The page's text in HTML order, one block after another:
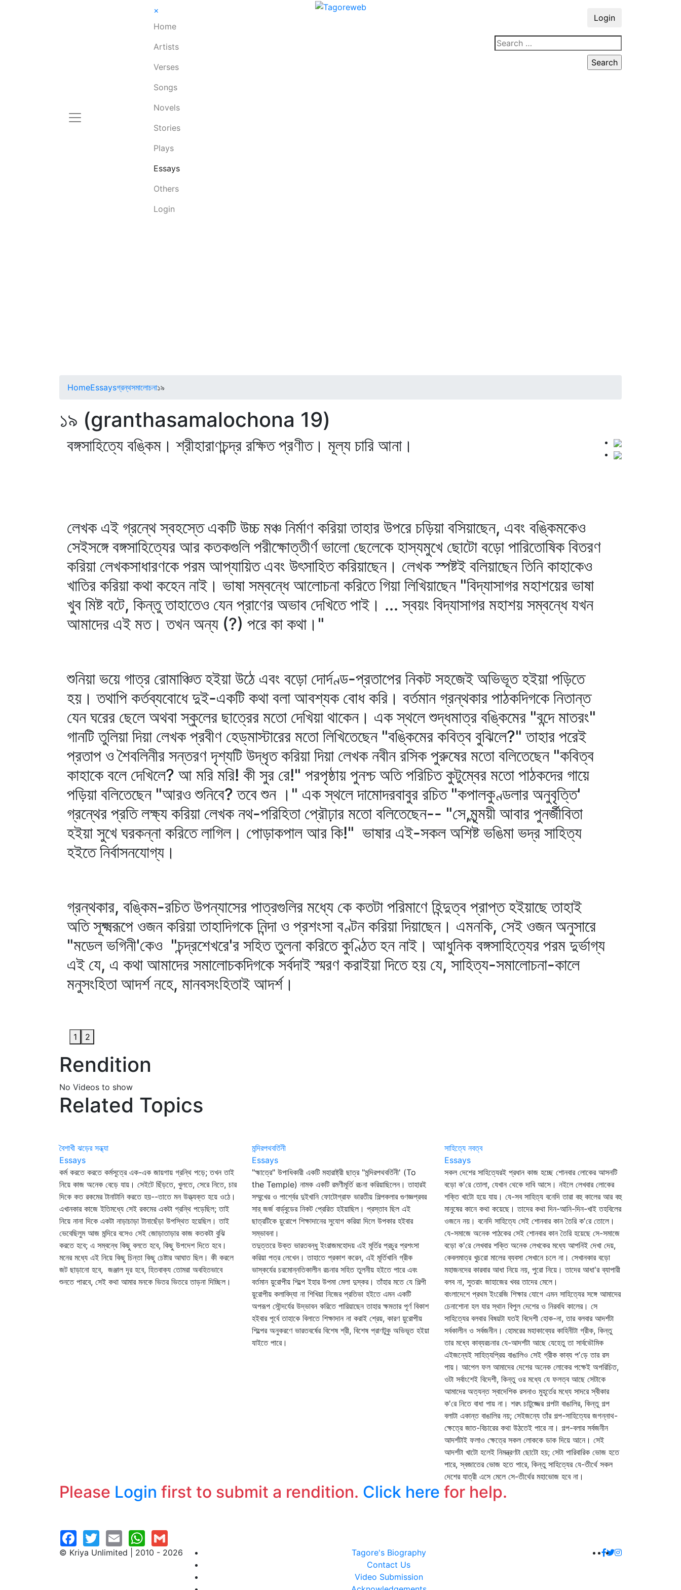
×
Home
Artists
Verses
Songs
Novels
Stories
Plays
Essays
Others
Login
Login
HomeEssaysগ্রন্থসমালোচনা১৯
১৯ (granthasamalochona 19)
বঙ্গসাহিত্যে বঙ্কিম। শ্রীহারাণচন্দ্র রক্ষিত প্রণীত। মূল্য চারি আনা।
লেখক এই গ্রন্থে স্বহস্তে একটি উচ্চ মঞ্চ নির্মাণ করিয়া তাহার উপরে চড়িয়া বসিয়াছেন, এবং বঙ্কিমকেও
সেইসঙ্গে বঙ্গসাহিত্যের আর কতকগুলি পরীক্ষোত্তীর্ণ ভালো ছেলেকে হাস্যমুখে ছোটো বড়ো পারিতোষিক বিতরণ
করিয়া লেখকসাধারণকে পরম আপ্যায়িত এবং উৎসাহিত করিয়াছেন। লেখক স্পষ্টই বলিয়াছেন তিনি কাহাকেও
খাতির করিয়া কথা কহেন নাই। ভাষা সম্বন্ধে আলোচনা করিতে গিয়া লিখিয়াছেন "বিদ্যাসাগর মহাশয়ের ভাষা
খুব মিষ্ট বটে, কিন্তু তাহাতেও যেন প্রাণের অভাব দেখিতে পাই। ... স্বয়ং বিদ্যাসাগর মহাশয় সম্বন্ধে যখন
আমাদের এই মত। তখন অন্য (?) পরে কা কথা।"
শুনিয়া ভয়ে গাত্র রোমাঞ্চিত হইয়া উঠে এবং বড়ো দোর্দণ্ড-প্রতাপের নিকট সহজেই অভিভূত হইয়া পড়িতে
হয়। তথাপি কর্তব্যবোধে দুই-একটি কথা বলা আবশ্যক বোধ করি। বর্তমান গ্রন্থকার পাঠকদিগকে নিতান্ত
যেন ঘরের ছেলে অথবা স্কুলের ছাত্রের মতো দেখিয়া থাকেন। এক স্থলে শুদ্ধমাত্র বঙ্কিমের "বন্দে মাতরং"
গানটি তুলিয়া দিয়া লেখক প্রবীণ হেড্‌মাস্টারের মতো লিখিতেছেন "বঙ্কিমের কবিত্ব বুঝিলে?" তাহার পরেই
প্রতাপ ও শৈবলিনীর সন্তরণ দৃশ্যটি উদ্‌ধৃত করিয়া দিয়া লেখক নবীন রসিক পুরুষের মতো বলিতেছেন "কবিত্ব
কাহাকে বলে দেখিলে? আ মরি মরি! কী সুর রে!" পরপৃষ্ঠায় পুনশ্চ অতি পরিচিত কুটুম্বের মতো পাঠকদের গায়ে
পড়িয়া বলিতেছেন "আরও শুনিবে? তবে শুন ।" এক স্থলে দামোদরবাবুর রচিত "কপালকুণ্ডলার অনুবৃত্তি'
গ্রন্থের প্রতি লক্ষ্য করিয়া লেখক নথ-পরিহিতা প্রৌঢ়ার মতো বলিতেছেন-- "সে,মৃন্ময়ী আবার পুনর্জীবিতা
হইয়া সুখে ঘরকন্না করিতে লাগিল। পোড়াকপাল আর কি!" ভাষার এই-সকল অশিষ্ট ভঙিমা ভদ্র সাহিত্য
হইতে নির্বাসনযোগ্য।
গ্রন্থকার, বঙ্কিম-রচিত উপন্যাসের পাত্রগুলির মধ্যে কে কতটা পরিমাণে হিন্দুত্ব প্রাপ্ত হইয়াছে তাহাই
অতি সূক্ষ্মরূপে ওজন করিয়া তাহাদিগকে নিন্দা ও প্রশংসা বণ্টন করিয়া দিয়াছেন। এমনকি, সেই ওজন অনুসারে
"মডেল ভগিনী'কেও "চন্দ্রশেখরে'র সহিত তুলনা করিতে কুণ্ঠিত হন নাই। আধুনিক বঙ্গসাহিত্যের পরম দুর্ভাগ্য
এই যে, এ কথা আমাদের সমালোচকদিগকে সর্বদাই স্মরণ করাইয়া দিতে হয় যে, সাহিত্য-সমালোচনা-কালে
মনুসংহিতা আদর্শ নহে, মানবসংহিতাই আদর্শ।
1 2
Rendition
No Videos to show
Related Topics
বৈশাখী ঝড়ের সন্ধ্যা
Essays
কর্ম করতে করতে কর্মসূত্রে এক-এক জায়গায় গ্রন্থি পড়ে; তখন তাই
নিয়ে কাজ অনেক বেড়ে যায়। সেইটে ছিঁড়তে, খুলতে, সেরে নিতে, চার
দিকে কত রকমের টানাটানি করতে হয়--তাতে মন উত্ত্যক্ত হয়ে ওঠে।
এখানকার কাজে ইতিমধ্যে সেই রকমের একটা গ্রন্থি পড়েছিল; তাই
নিয়ে নানা দিকে একটা নাড়াচাড়া টানাছেঁড়া উপস্থিত হয়েছিল। তাই
ভেবেছিলুম আজ মন্দিরে বসেও সেই জোড়াতাড়ার কাজ কতকটা বুঝি
করতে হবে; এ সম্বন্ধে কিছু বলতে হবে, কিছু উপদেশ দিতে হবে।
মনের মধ্যে এই নিয়ে কিছু চিন্তা কিছু চেষ্টার আঘাত ছিল। কী করলে
জট ছাড়ানো হবে, জঞ্জাল দূর হবে, হিতবাক্য তোমরা অবহিতভাবে
শুনতে পারবে, সেই কথা আমার মনকে ভিতর ভিতরে তাড়না দিচ্ছিল।
মন্দিরপথবর্তিনী
Essays
"হ্মাত্রে" উপাধিকারী একটি মহারাষ্ট্রী ছাত্র "মন্দিরপথবর্তিনী' (To
the Temple) নামক একটি রমণীমূর্তি রচনা করিয়াছিলেন। তাহারই
সম্মুখের ও পার্শ্বের দুইখানি ফোটোগ্রাফ ভারতীয় শিল্পকলার গুণজ্ঞপ্রবর
সার্‌ জর্জ বার্ড্‌বুডের নিকট প্রেরিত হইয়াছিল। প্রস্তাব ছিল এই
ছাত্রটিকে য়ুরোপে শিক্ষাদানের সুযোগ করিয়া দিলে উপকার হইবার
সম্ভাবনা।
তদুত্তরে উক্ত ভারতবন্ধু ইংরাজমহোদয় এই মূর্তির প্রচুর প্রশংসা
করিয়া পত্র লেখেন। তাহাতে প্রকাশ করেন, এই মূর্তিখানি গ্রীক
ভাস্কর্যের চরমোন্নতিকালীন রচনার সহিত তুলনীয় হইতে পারে এবং
বর্তমান য়ুরোপীয় শিল্পে ইহার উপমা মেলা দুস্কর। তাঁহার মতে যে শিল্পী
য়ুরোপীয় কলাবিদ্যা না শিখিয়া নিজের প্রতিভা হইতে এমন একটি
অপরূপ সৌন্দর্যের উদ্‌ভাবন করিতে পারিয়াছেন তাহার ক্ষমতার পূর্ণ বিকাশ
হইবার পূর্বে তাহাকে বিলাতে শিক্ষাদান না করাই শ্রেয়, কারণ য়ুরোপীয়
শিল্পের অনুকরণে ভারতবর্ষের বিশেষ শ্রী, বিশেষ প্রাণটুকু অভিভূত হইয়া
যাইতে পারে।
সাহিত্যে নবত্ব
Essays
সকল দেশের সাহিত্যেরই প্রধান কাজ হচ্ছে শোনবার লোকের আসনটি
বড়ো ক'রে তোলা, যেখান থেকে দাবি আসে। নইলে লেখবার লোকের
শক্তি খাটো হয়ে যায়। যে-সব সাহিত্য বনেদি তারা বহু কালের আর বহু
মানুষের কানে কথা কয়েছে। তাদের কথা দিন-আনি-দিন-খাই তহবিলের
ওজনে নয়। বনেদি সাহিত্যে সেই শোনবার কান তৈরি ক'রে তোলে।
যে-সমাজে অনেক পাঠকের সেই শোনবার কান তৈরি হয়েছে সে-সমাজে
বড়ো ক'রে লেখবার শক্তি অনেক লেখকের মধ্যে আপনিই দেখা দেয়,
কেবলমাত্র খুচরো মালের ব্যবসা সেখানে চলে না। সেখানকার বড়ো
মহাজনদের কারবার আধা নিয়ে নয়, পুরো নিয়ে। তাদের আধা'র ব্যাপারী
বলব না, সুতরাং জাহাজের খবর তাদের মেলে।
বাংলাদেশে প্রথম ইংরেজি শিক্ষার যোগে এমন সাহিত্যের সঙ্গে আমাদের
চেনাশোনা হল যার স্থান বিপুল দেশের ও নিরবধি কালের। সে
সাহিত্যের বলবার বিষয়টা যতই বিদেশী হোক-না, তার বলবার আদর্শটা
সর্বকালীন ও সর্বজনীন। হোমরের মহাকাব্যের কাহিনীটা গ্রীক, কিন্তু
তার মধ্যে কাব্যরচনার যে-আদর্শটা আছে যেহেতু তা সার্বভৌমিক
এইজন্যেই সাহিত্যপ্রিয় বাঙালিও সেই গ্রীক কাব্য প'ড়ে তার রস
পায়। আপেল ফল আমাদের দেশের অনেক লোকের পক্ষেই অপরিচিত,
ওটা সর্বাংশেই বিদেশী, কিন্তু ওর মধ্যে যে ফলত্ব আছে সেটাকে
আমাদের অত্যন্ত স্বাদেশিক রসনাও মুহূর্তের মধ্যে সাদরে স্বীকার
ক'রে নিতে বাধা পায় না। শরৎ চাটুজ্জের গল্পটা বাঙালির, কিন্তু গল্প
বলাটা একান্ত বাঙালির নয়; সেইজন্যে তাঁর গল্প-সাহিত্যের জগন্নাথ-
ক্ষেত্রে জাত-বিচারের কথা উঠতেই পারে না। গল্প-বলার সর্বজনীন
আদর্শটাই ফলাও ক্ষেত্রে সকল লোককে ডাক দিয়ে আনে। সেই
আদর্শটা খাটো হলেই নিমন্ত্রণটা ছোটো হয়; সেটা পারিবারিক ভোজ হতে
পারে, স্বজাতের ভোজ হতে পারে, কিন্তু সাহিত্যের যে-তীর্থে সকল
দেশের যাত্রী এসে মেলে সে-তীর্থের মহাভোজ হবে না।
Please Login first to submit a rendition. Click here for help.
© Kriya Unlimited | 2010 - 2026
Tagore's Biography
Contact Us
Video Submission